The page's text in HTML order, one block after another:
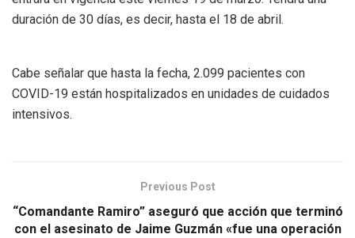
duración de 30 días, es decir, hasta el 18 de abril.
Cabe señalar que hasta la fecha, 2.099 pacientes con
COVID-19 están hospitalizados en unidades de cuidados
intensivos.
Previous Post
“Comandante Ramiro” aseguró que acción que terminó
con el asesinato de Jaime Guzmán «fue una operación